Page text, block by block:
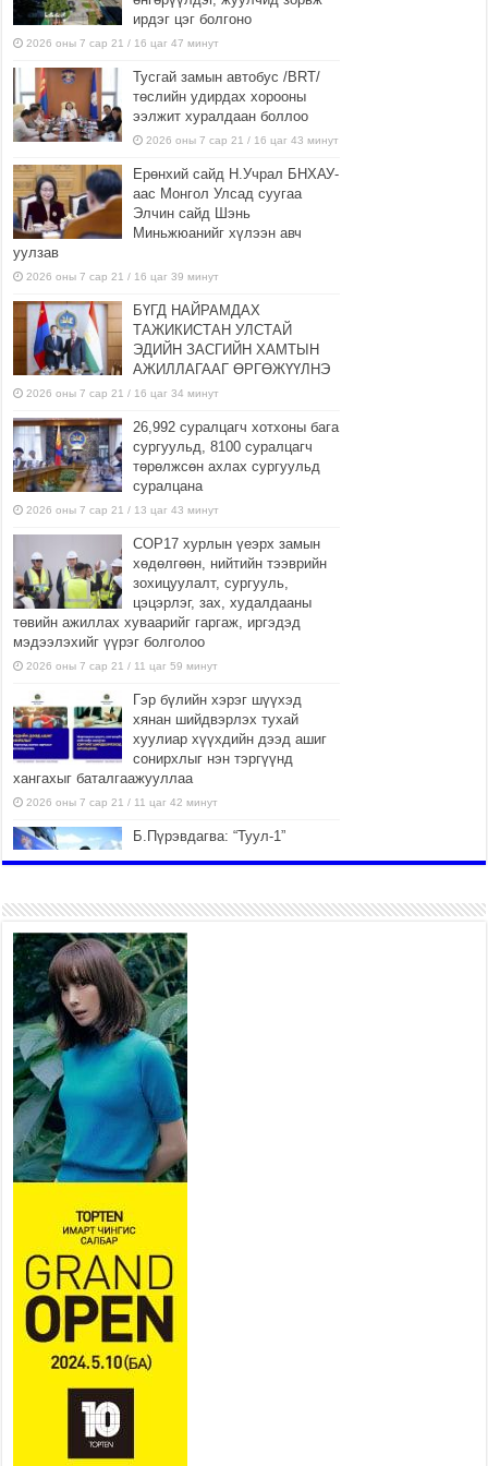
ирдэг цэг болгоно
2026 оны 7 сар 21 / 16 цаг 47 минут
Тусгай замын автобус /BRT/
төслийн удирдах хорооны
ээлжит хуралдаан боллоо
2026 оны 7 сар 21 / 16 цаг 43 минут
Ерөнхий сайд Н.Учрал БНХАУ-
аас Монгол Улсад суугаа
Элчин сайд Шэнь
Миньжюанийг хүлээн авч
уулзав
2026 оны 7 сар 21 / 16 цаг 39 минут
БҮГД НАЙРАМДАХ
ТАЖИКИСТАН УЛСТАЙ
ЭДИЙН ЗАСГИЙН ХАМТЫН
АЖИЛЛАГААГ ӨРГӨЖҮҮЛНЭ
2026 оны 7 сар 21 / 16 цаг 34 минут
26,992 суралцагч хотхоны бага
сургуульд, 8100 суралцагч
төрөлжсөн ахлах сургуульд
суралцана
2026 оны 7 сар 21 / 13 цаг 43 минут
COP17 хурлын үеэрх замын
хөдөлгөөн, нийтийн тээврийн
зохицуулалт, сургууль,
цэцэрлэг, зах, худалдааны
төвийн ажиллах хуваарийг гаргаж, иргэдэд
мэдээлэхийг үүрэг болголоо
2026 оны 7 сар 21 / 11 цаг 59 минут
Гэр бүлийн хэрэг шүүхэд
хянан шийдвэрлэх тухай
хуулиар хүүхдийн дээд ашиг
сонирхлыг нэн тэргүүнд
хангахыг баталгаажууллаа
2026 оны 7 сар 21 / 11 цаг 42 минут
Б.Пүрэвдагва: “Туул-1”
2026 оны 7 сар 21 / 10 цаг 15 минут
НИЙСЛЭЛ, АЙМГИЙН
УДИРДЛАГУУДЫН АЖЛЫГ
ХҮНД СУРТЛЫГ БУУРУУЛЖ,
ИРГЭД, АЖ АХУЙН НЭГЖИЙН
АЧААГ ХЭРХЭН ХӨНГӨЛСНӨӨР ДҮГНЭНЭ
2026 оны 7 сар 21 / 10 цаг 09 минут
Байнгын хорооны дарга
М.Мандхай Цөлжилттэй
тэмцэх тухай НҮБ-ын
конвенцын талуудын 17 дугаар
бага хурал (СОР17)-ын бэлтгэл ажлын явцтай
танилцлаа
2026 оны 7 сар 21 / 10 цаг 03 минут
Б.Пүрэвдагва: Бүтээн байгуулалтын аливаа
ажил инженерийн хангамжийн байгууллагуудын
уялдаа холбоогүйгээс саатах ёсгүй
2026 оны 7 сар 20 / 17 цаг 21 минут
“Сэлбэ 20 минутын хот” төслийн анхны 12
давхар барилгын үндсэн карказ, цутгалтын ажил
2026 оны 7 сар 20 / 17 цаг 17 минут
Мопед, скүүтер, тэдгээртэй адилтгах үзүүлэлт
бүхий тээврийн хэрэгсэлтэй холбоотой